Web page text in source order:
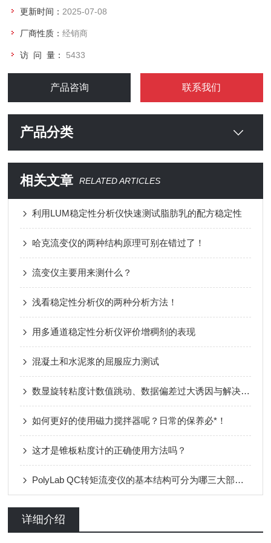
更新时间： 2025-07-08
厂商性质：经销商
访 问 量： 5433
产品咨询 联系我们
产品分类
相关文章 RELATED ARTICLES
利用LUM稳定性分析仪快速测试脂肪乳的配方稳定性
哈克流变仪的两种结构原理可别在错过了！
流变仪主要用来测什么？
浅看稳定性分析仪的两种分析方法！
用多通道稳定性分析仪评价增稠剂的表现
混凝土和水泥浆的屈服应力测试
数显旋转粘度计数值跳动、数据偏差过大诱因与解决对策
如何更好的使用磁力搅拌器呢？日常的保养必*！
这才是锥板粘度计的正确使用方法吗？
PolyLab QC转矩流变仪的基本结构可分为哪三大部分呢？
详细介绍